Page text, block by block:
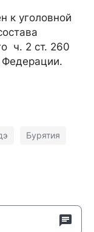
к уголовной
ч. 2 ст. 260
Федерации.
Бурятия